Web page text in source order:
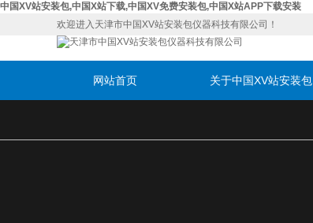
中国XV站安装包,中国X站下载,中国XV免费安装包,中国X站APP下载安装
欢迎进入天津市中国XV站安装包仪器科技有限公司！
网站首页 关于中国XV站安装包